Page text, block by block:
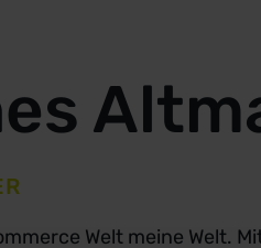
Welt meine Welt.